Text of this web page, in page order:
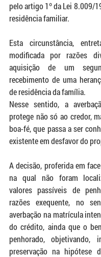
pelo artigo 1º da Lei 8.009/
residência familiar.
Esta circunstância,
modificada por razões
aquisição de um
recebimento de uma
de residência da família.
Nesse sentido, a
protege não só ao credor,
boa-fé, que passa a ser
existente em desfavor do
A decisão, proferida em
na qual não foram
valores passíveis de
razões exequente, no
averbação na matrícula
do crédito, ainda que o
penhorado, objetivando,
preservação na hipótese